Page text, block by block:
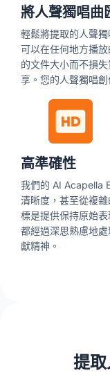
將人聲獨唱曲
輕鬆將提取的人聲
可以在任何地方播
的文件大小而不損
享。您的人聲獨唱創
高準確性
我們的 AI Acapella
清晰度，甚至從複
標是提供保持原始
都經過深思熟慮地
獻精神。
提